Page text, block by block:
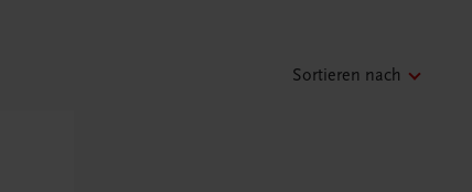
Sortieren nach